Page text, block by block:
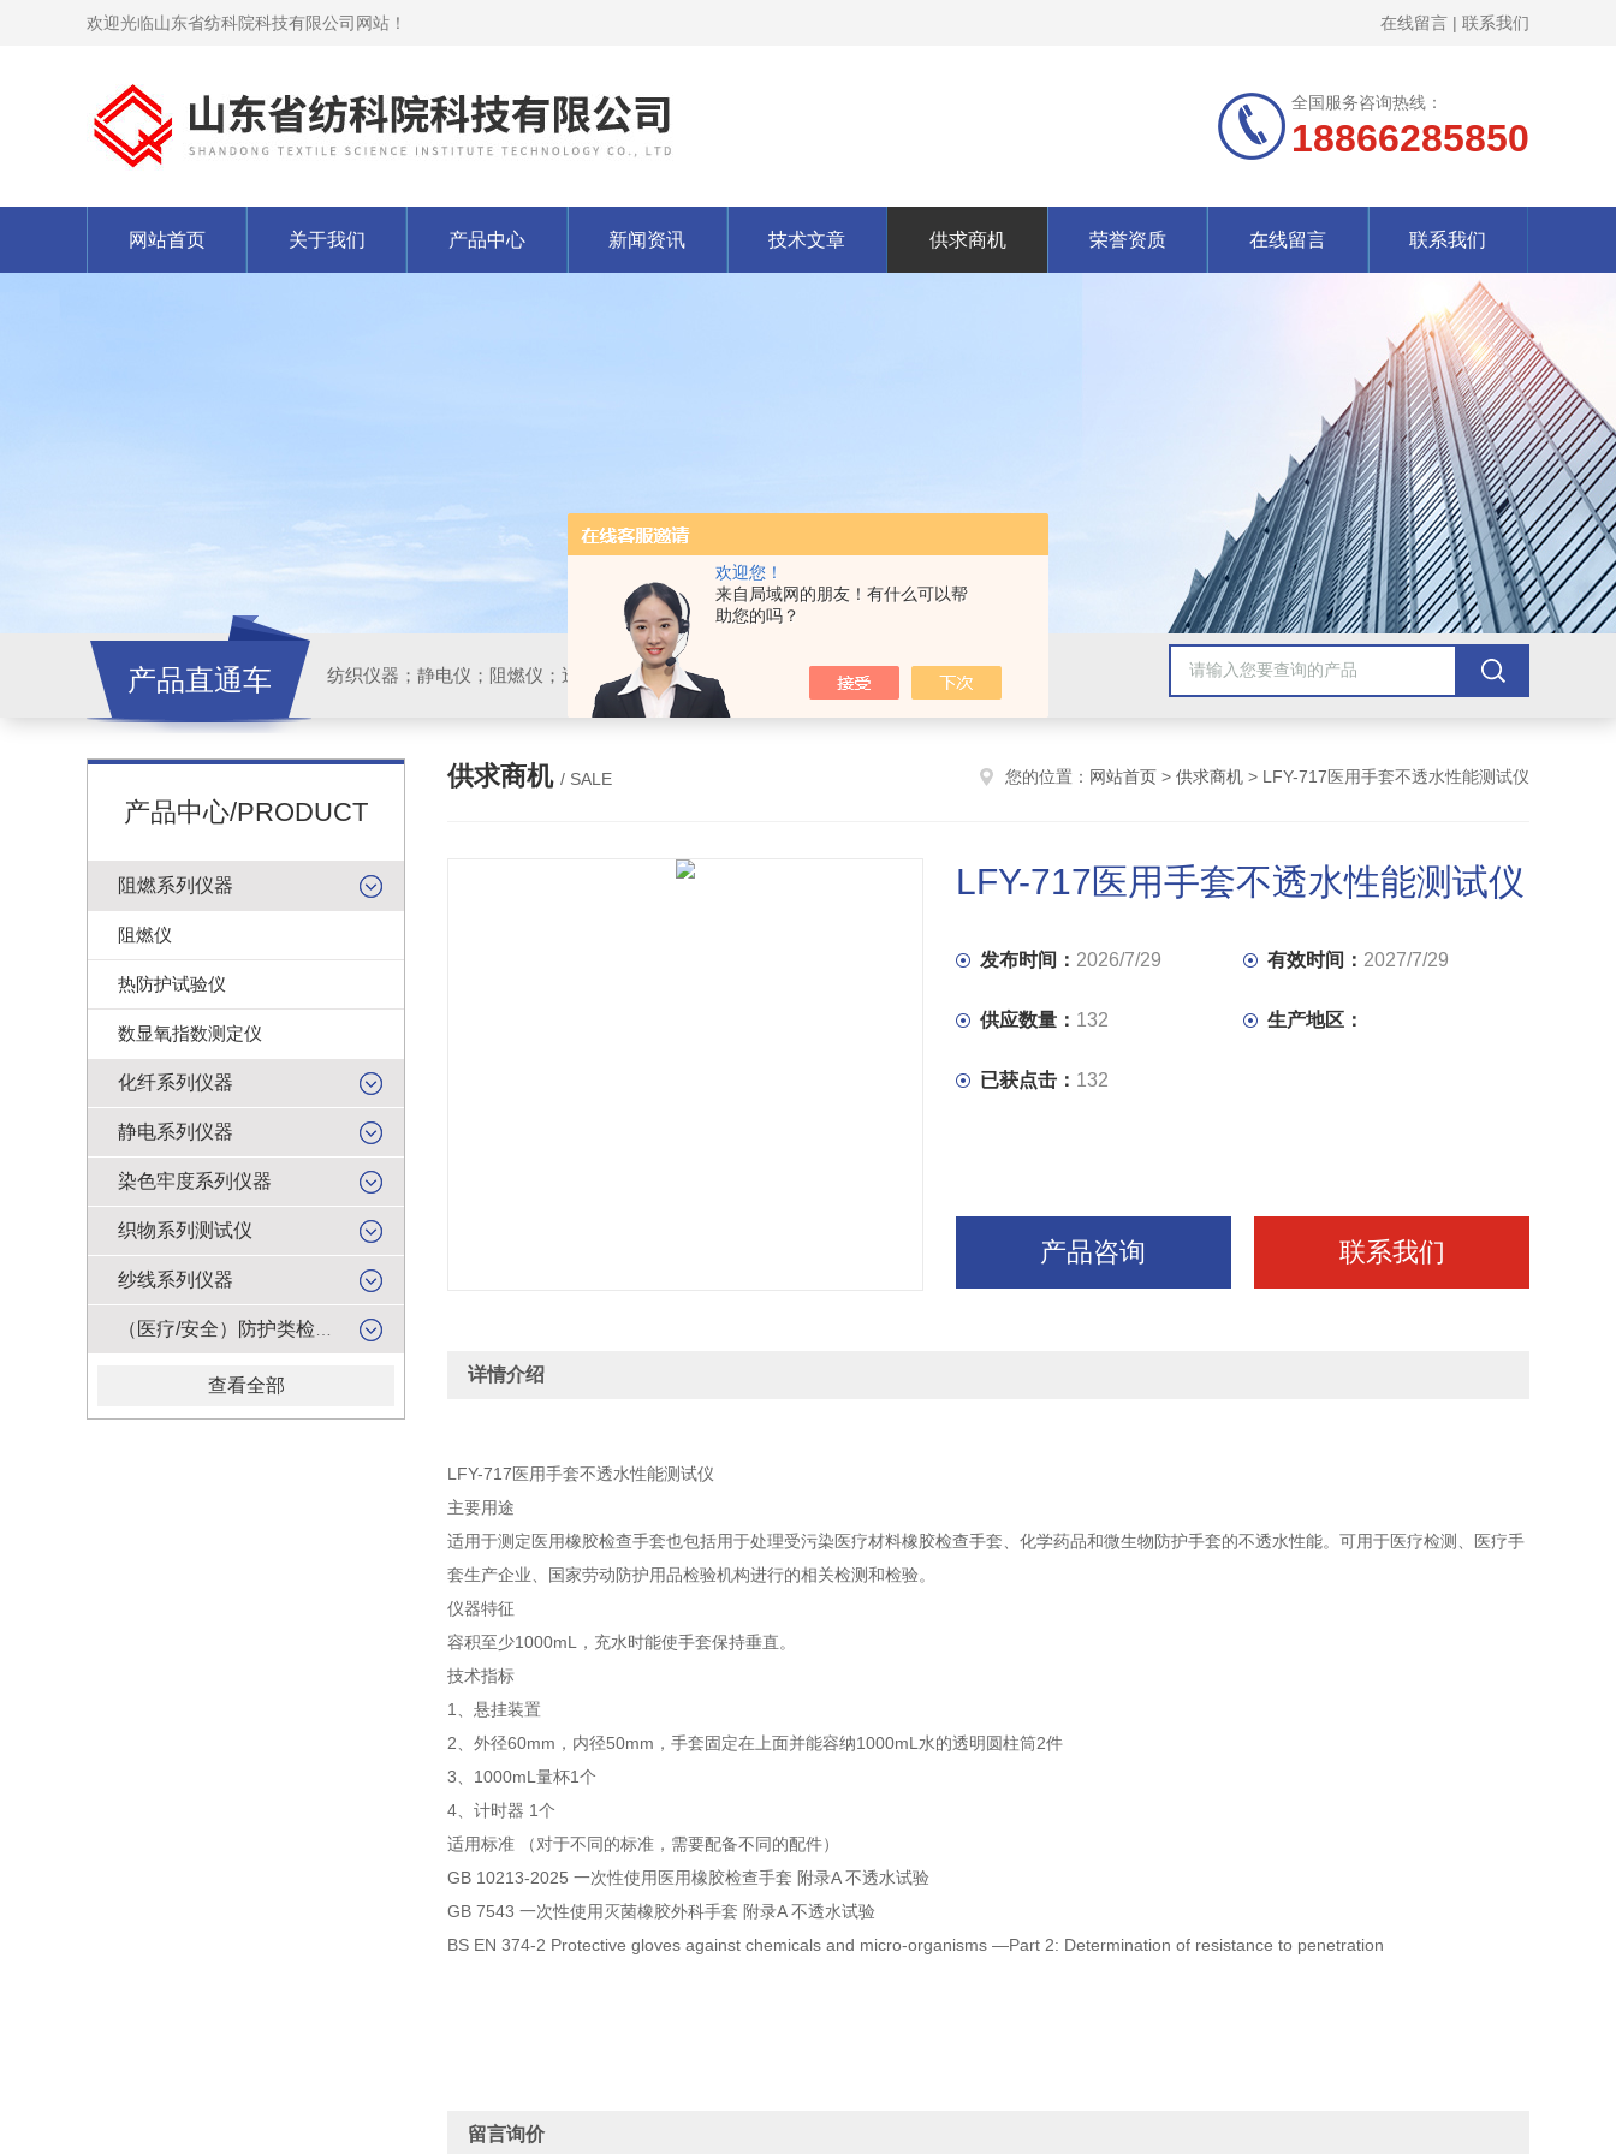
欢迎您！
来自局域网的朋友！有什么可以帮
助您的吗？
欢迎光临山东省纺科院科技有限公司网站！ 在线留言 | 联系我们
全国服务咨询热线：
18866285850
网站首页 关于我们 产品中心 新闻资讯 技术文章 供求商机 荣誉资质 在线留言 联系我们
产品直通车 纺织仪器；静电仪；阻燃仪；透湿仪；静水压仪
供求商机 / SALE 您的位置： 网站首页 > 供求商机 > LFY-717医用手套不透水性能测试仪
LFY-717医用手套不透水性能测试仪
发布时间： 2026/7/29 有效时间： 2027/7/29
供应数量： 132 生产地区：
已获点击： 132
产品咨询 联系我们
详情介绍
LFY-717医用手套不透水性能测试仪
主要用途
适用于测定医用橡胶检查手套也包括用于处理受污染医疗材料橡胶检查手套、化学药品和微生物防护手套的不透水性能。可用于医疗检测、医疗手
套生产企业、国家劳动防护用品检验机构进行的相关检测和检验。
仪器特征
容积至少1000mL，充水时能使手套保持垂直。
技术指标
1、悬挂装置
2、外径60mm，内径50mm，手套固定在上面并能容纳1000mL水的透明圆柱筒2件
3、1000mL量杯1个
4、计时器 1个
适用标准 （对于不同的标准，需要配备不同的配件）
GB 10213-2025 一次性使用医用橡胶检查手套 附录A 不透水试验
GB 7543 一次性使用灭菌橡胶外科手套 附录A 不透水试验
BS EN 374-2 Protective gloves against chemicals and micro-organisms —Part 2: Determination of resistance to penetration
留言询价
产品中心/PRODUCT
阻燃系列仪器
阻燃仪
热防护试验仪
数显氧指数测定仪
化纤系列仪器
静电系列仪器
染色牢度系列仪器
织物系列测试仪
纱线系列仪器
查看全部